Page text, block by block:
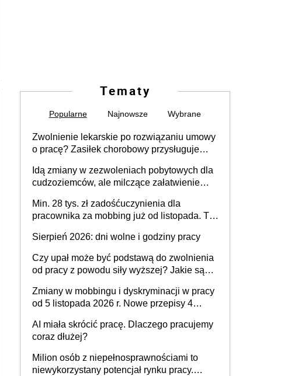
Tematy
Popularne Najnowsze Wybrane
Zwolnienie lekarskie po rozwiązaniu umowy
o pracę? Zasiłek chorobowy przysługuje
dni od ustania stosunku pracy
Idą zmiany w zezwoleniach pobytowych dla
cudzoziemców, ale milczące załatwienie
Min. 28 tys. zł zadośćuczynienia dla
pracownika za mobbing już od listopada. To
zespołu
Sierpień 2026: dni wolne i godziny pracy
Czy upał może być podstawą do zwolnienia
od pracy z powodu siły wyższej? Jakie są
Zmiany w mobbingu i dyskryminacji w pracy
od 5 listopada 2026 r. Nowe przepisy 4
Ustaw
AI miała skrócić pracę. Dlaczego pracujemy
coraz dłużej?
Milion osób z niepełnosprawnościami to
niewykorzystany potencjał rynku pracy.